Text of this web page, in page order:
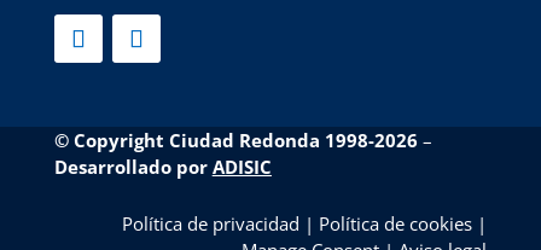
© Copyright Ciudad Redonda 1998-2026 –
Desarrollado por ADISIC
Política de privacidad | Política de cookies |